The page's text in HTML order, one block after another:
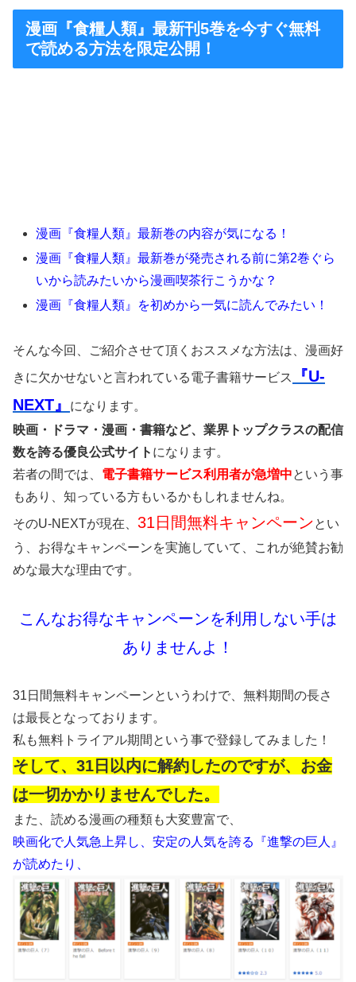
漫画『食糧人類』最新刊5巻を今すぐ無料
で読める方法を限定公開！
漫画『食糧人類』最新巻の内容が気になる！
漫画『食糧人類』最新巻が発売される前に第2巻ぐら
いから読みたいから漫画喫茶行こうかな？
漫画『食糧人類』を初めから一気に読んでみたい！
そんな今回、ご紹介させて頂くおススメな方法は、漫画好
きに欠かせないと言われている電子書籍サービス
『U-
NEXT』
になります。
映画・ドラマ・漫画・書籍など、業界トップクラスの配信
数を誇る優良公式サイト になります。
若者の間では、 電子書籍サービス利用者が急増中という事
もあり、知っている方もいるかもしれませんね。
そのU-NEXTが現在、 31日間無料キャンペーンとい
う、お得なキャンペーンを実施していて、これが絶賛お勧
めな最大な理由です。
こんなお得なキャンペーンを利用しない手は
ありませんよ！
31日間無料キャンペーンというわけで、無料期間の長さ
は最長となっております。
私も無料トライアル期間という事で登録してみました！
そして、31日以内に解約したのですが、お金
は一切かかりませんでした。
また、読める漫画の種類も大変豊富で、
映画化で人気急上昇し、安定の人気を誇る『進撃の巨人』
が読めたり、